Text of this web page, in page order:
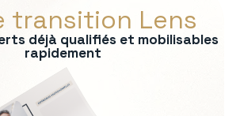
transition Lens
déjà qualifiés et mobilisables
rapidement